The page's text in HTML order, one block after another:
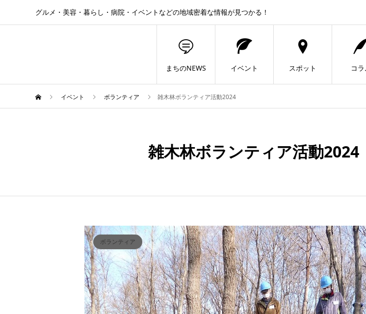
グルメ・美容・暮らし・病院・イベントなどの地域密着な情報が見つかる！
まちのNEWS イベント スポット コ
イベント ボランティア 雑木林ボランティア活動2024
雑木林ボランティア活動2024
ボランティア